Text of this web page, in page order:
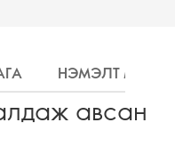
НЭМЭЛТ
авсан